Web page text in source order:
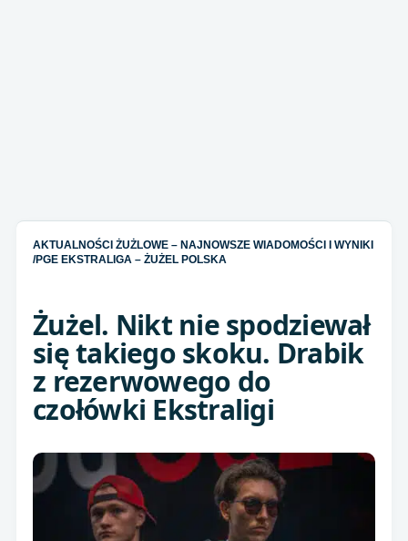
AKTUALNOŚCI ŻUŻLOWE – NAJNOWSZE WIADOMOŚCI I WYNIKI
/PGE EKSTRALIGA – ŻUŻEL POLSKA
Żużel. Nikt nie spodziewał
się takiego skoku. Drabik
z rezerwowego do
czołówki Ekstraligi